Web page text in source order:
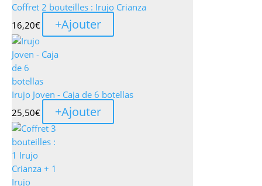
Coffret 2 bouteilles : Irujo Crianza
16,20€ +Ajouter
Irujo Joven - Caja de 6 botellas
25,50€ +Ajouter